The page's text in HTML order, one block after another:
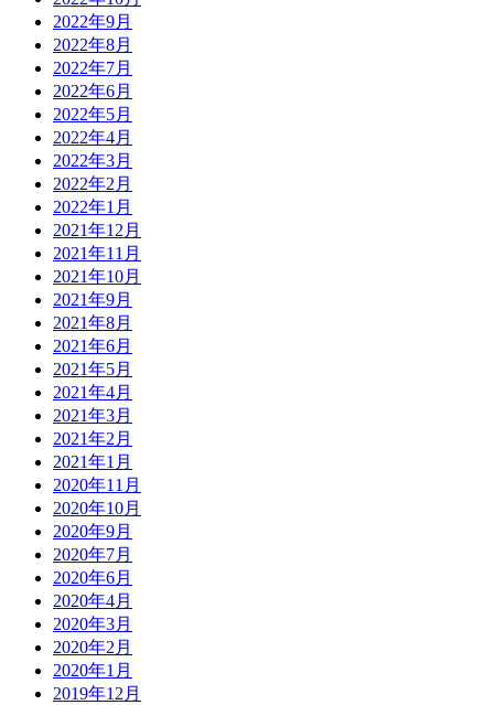
2022年9月
2022年8月
2022年7月
2022年6月
2022年5月
2022年4月
2022年3月
2022年2月
2022年1月
2021年12月
2021年11月
2021年10月
2021年9月
2021年8月
2021年6月
2021年5月
2021年4月
2021年3月
2021年2月
2021年1月
2020年11月
2020年10月
2020年9月
2020年7月
2020年6月
2020年4月
2020年3月
2020年2月
2020年1月
2019年12月